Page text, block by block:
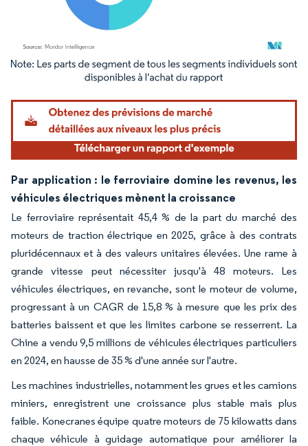
Image © Mordor Intelligence. La réutilisation nécessite une attribution sous CC BY
Par application : le ferroviaire domine les revenus, les
véhicules électriques mènent la croissance
Le ferroviaire représentait 45,4 % de la part du marché des
moteurs de traction électrique en 2025, grâce à des contrats
pluridécennaux et à des valeurs unitaires élevées. Une rame à
grande vitesse peut nécessiter jusqu'à 48 moteurs. Les
véhicules électriques, en revanche, sont le moteur de volume,
progressant à un CAGR de 15,8 % à mesure que les prix des
batteries baissent et que les limites carbone se resserrent. La
Chine a vendu 9,5 millions de véhicules électriques particuliers
en 2024, en hausse de 35 % d'une année sur l'autre.
Les machines industrielles, notamment les grues et les camions
miniers, enregistrent une croissance plus stable mais plus
faible. Konecranes équipe quatre moteurs de 75 kilowatts dans
chaque véhicule à guidage automatique pour améliorer la